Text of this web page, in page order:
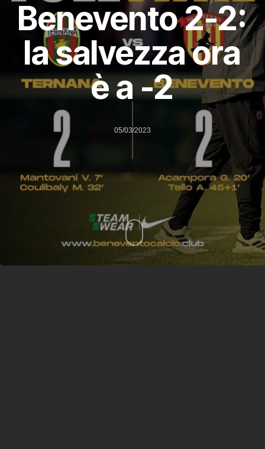
Benevento 2-2:
la salvezza ora
è a -2
05/03/2023